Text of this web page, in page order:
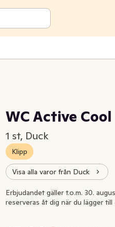
WC Active
1 st, Duck
Klipp
Visa alla varor från Duck
Erbjudandet gäller t.o.m. 30.
reserveras åt dig när du lägger